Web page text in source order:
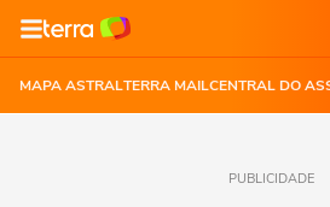
MAPA ASTRALTERRA MAILCENTRAL DO
PUBLICIDADE